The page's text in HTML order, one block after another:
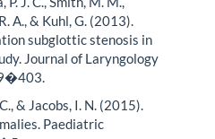
A., & Kuhl, G. (2013).
subglottic stenosis in
Journal of Laryngology
& Jacobs, I. N. (2015).
Paediatric